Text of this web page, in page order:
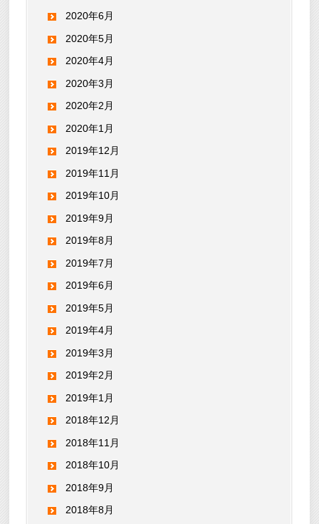
2020年6月
2020年5月
2020年4月
2020年3月
2020年2月
2020年1月
2019年12月
2019年11月
2019年10月
2019年9月
2019年8月
2019年7月
2019年6月
2019年5月
2019年4月
2019年3月
2019年2月
2019年1月
2018年12月
2018年11月
2018年10月
2018年9月
2018年8月